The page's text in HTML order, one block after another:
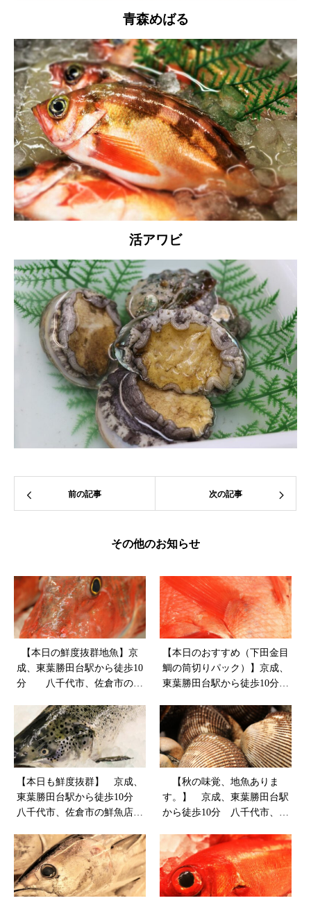
青森めばる
活アワビ
前の記事 次の記事
その他のお知らせ
【本日の鮮度抜群地魚】京
成、東葉勝田台駅から徒歩10
分 八千代市、佐倉市の鮮
【本日のおすすめ（下田金目
鯛の筒切りパック）】京成、
東葉勝田台駅から徒歩10分
魚や山粋
【本日も鮮度抜群】 京成、
東葉勝田台駅から徒歩10分
八千代市、佐倉市の鮮魚店
【秋の味覚、地魚ありま
す。】 京成、東葉勝田台駅
から徒歩10分 八千代市、佐